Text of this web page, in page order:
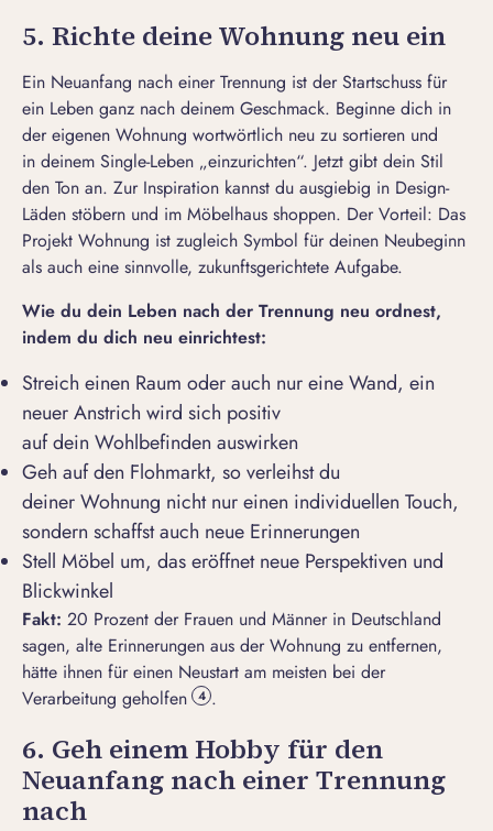
5. Richte deine Wohnung neu ein
Ein Neuanfang nach einer Trennung ist der Startschuss für
ein Leben ganz nach deinem Geschmack. Beginne dich in
der eigenen Wohnung wortwörtlich neu zu sortieren und
in deinem Single-Leben „einzurichten“. Jetzt gibt dein Stil
den Ton an. Zur Inspiration kannst du ausgiebig in Design-
Läden stöbern und im Möbelhaus shoppen. Der Vorteil: Das
Projekt Wohnung ist zugleich Symbol für deinen Neubeginn
als auch eine sinnvolle, zukunftsgerichtete Aufgabe.
Wie du dein Leben nach der Trennung neu ordnest,
indem du dich neu einrichtest:
Streich einen Raum oder auch nur eine Wand, ein
neuer Anstrich wird sich positiv
auf dein Wohlbefinden auswirken
Geh auf den Flohmarkt, so verleihst du
deiner Wohnung nicht nur einen individuellen Touch,
sondern schaffst auch neue Erinnerungen
Stell Möbel um, das eröffnet neue Perspektiven und
Blickwinkel
Fakt: 20 Prozent der Frauen und Männer in Deutschland
sagen, alte Erinnerungen aus der Wohnung zu entfernen,
hätte ihnen für einen Neustart am meisten bei der
Verarbeitung geholfen
4 .
6. Geh einem Hobby für den
Neuanfang nach einer Trennung
nach